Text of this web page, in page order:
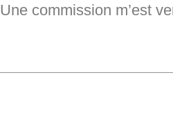
Une commission m’est